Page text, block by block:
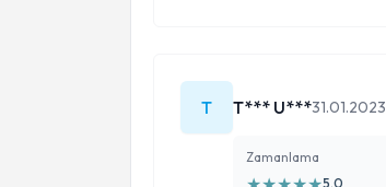
T T*** U***31.01.2023
Zamanlama
5.0